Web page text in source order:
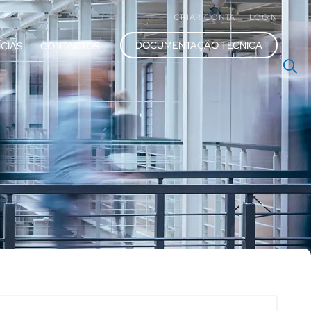
CRIAR CONTA LOGIN
CONTACTOS DOCUMENTAÇÃO TÉCNICA